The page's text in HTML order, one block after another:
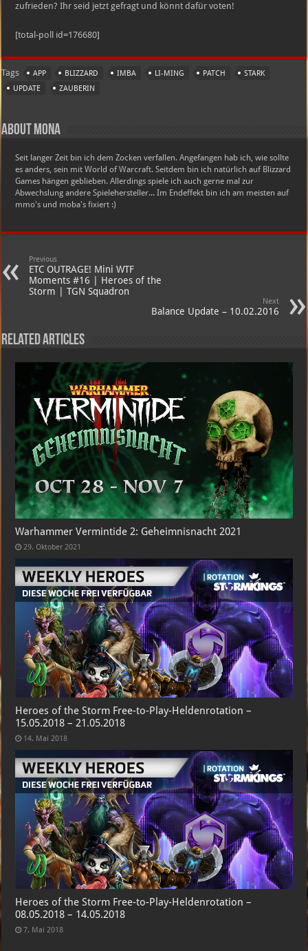
zufrieden? Ihr seid jetzt gefragt und könnt dafür voten!
[total-poll id=176680]
Tags APP BLIZZARD IMBA LI-MING PATCH
STARK
UPDATE
ZAUBERIN
About Mona
Seit langer Zeit bin ich dem Zocken verfallen. Angefangen hab ich, wie sollte
es anders, sein mit World of Warcraft. Seitdem bin ich natürlich auf Blizzard
Games hängen geblieben. Allerdings spiele ich auch gerne mal zur
Abwechslung andere Spielehersteller... Im Endeffekt bin ich am meisten auf
mmo's und moba's fixiert :)
Previous
ETC OUTRAGE! Mini WTF
Moments #16 | Heroes of the
Storm | TGN Squadron
Next
Balance Update – 10.02.2016
Related Articles
Warhammer Vermintide 2: Geheimnisnacht 2021
29. Oktober 2021
Heroes of the Storm Free-to-Play-Heldenrotation –
15.05.2018 – 21.05.2018
14. Mai 2018
Heroes of the Storm Free-to-Play-Heldenrotation –
08.05.2018 – 14.05.2018
7. Mai 2018